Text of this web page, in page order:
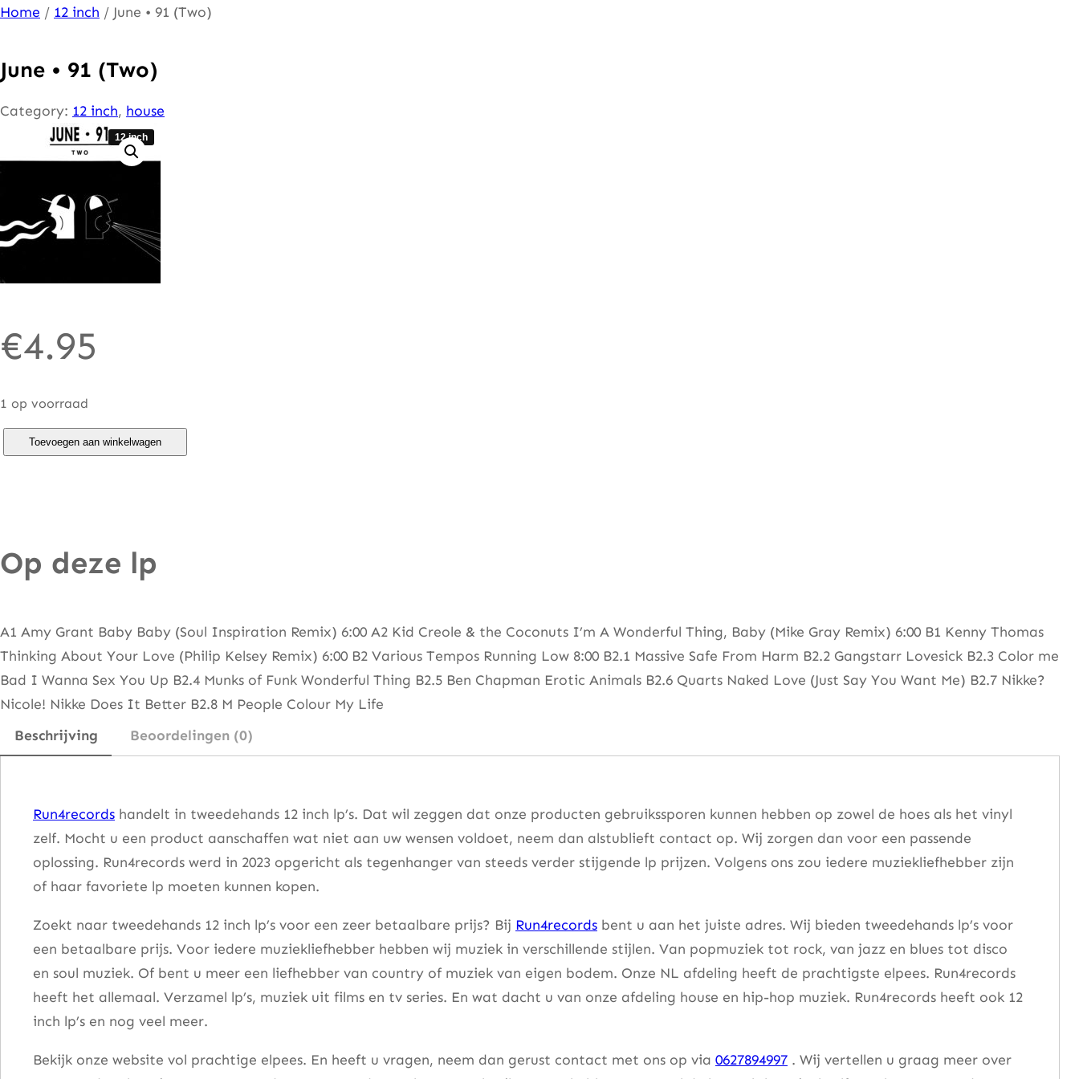
Ga
de
inhoud
Home / 12 inch / June • 91 (Two)
June • 91 (Two)
Category: 12 inch, house
12 inch
€4.95
1 op voorraad
9
T
w
o
)
a
Toevoegen aan winkelwagen
Op deze lp
A1 Amy Grant Baby Baby (Soul Inspiration Remix) 6:00 A2 Kid Creole & the Coconuts I’m A Wonderful Thing, Baby (Mike Gray Remix) 6:00 B1 Kenny Thomas
Thinking About Your Love (Philip Kelsey Remix) 6:00 B2 Various Tempos Running Low 8:00 B2.1 Massive Safe From Harm B2.2 Gangstarr Lovesick B2.3 Color me
Bad I Wanna Sex You Up B2.4 Munks of Funk Wonderful Thing B2.5 Ben Chapman Erotic Animals B2.6 Quarts Naked Love (Just Say You Want Me) B2.7 Nikke?
Nicole! Nikke Does It Better B2.8 M People Colour My Life
Beschrijving
Beoordelingen (0)
Run4records handelt in tweedehands 12 inch lp’s. Dat wil zeggen dat onze producten gebruikssporen kunnen hebben op zowel de hoes als het vinyl
zelf. Mocht u een product aanschaffen wat niet aan uw wensen voldoet, neem dan alstublieft contact op. Wij zorgen dan voor een passende
oplossing. Run4records werd in 2023 opgericht als tegenhanger van steeds verder stijgende lp prijzen. Volgens ons zou iedere muziekliefhebber zijn
of haar favoriete lp moeten kunnen kopen.
Zoekt naar tweedehands 12 inch lp’s voor een zeer betaalbare prijs? Bij Run4records bent u aan het juiste adres. Wij bieden tweedehands lp’s voor
een betaalbare prijs. Voor iedere muziekliefhebber hebben wij muziek in verschillende stijlen. Van popmuziek tot rock, van jazz en blues tot disco
en soul muziek. Of bent u meer een liefhebber van country of muziek van eigen bodem. Onze NL afdeling heeft de prachtigste elpees. Run4records
heeft het allemaal. Verzamel lp’s, muziek uit films en tv series. En wat dacht u van onze afdeling house en hip-hop muziek. Run4records heeft ook 12
inch lp’s en nog veel meer.
Bekijk onze website vol prachtige elpees. En heeft u vragen, neem dan gerust contact met ons op via 0627894997 . Wij vertellen u graag meer over